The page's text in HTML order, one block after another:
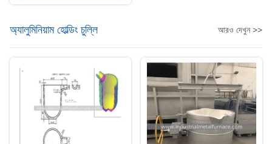
অ্যালুমিনিয়াম হোল্ডিং চুল্লি আরও দেখুন >>